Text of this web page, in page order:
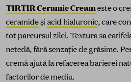
TIRTIR Ceramic Creameste o
ceramideșiacid hialuronic, care
tot parcursul zilei. Textura sa
netedă, fără senzație de grăsime.
cremă ajută la refacerea barierei
factorilor de mediu.